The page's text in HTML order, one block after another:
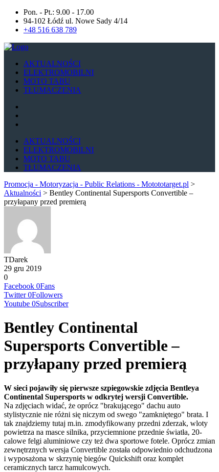
Pon. - Pt.: 9.00 - 17.00
94-102 Łódź ul. Nowe Sady 4/14
+48 516 638 789
AKTUALNOŚCI
ELEKTROMOBILNI
MOTO TABU
TŁUMACZENIA
AKTUALNOŚCI
ELEKTROMOBILNI
MOTO TABU
TŁUMACZENIA
Promocja - Motoryzacja - Public Relations - Motototarget.pl >
Aktualności > Bentley Continental Supersports Convertible –
przyłapany przed premierą
TDarek
29 gru 2019
0
Facebook 0Fans
Twitter 0Followers
Youtube 0Subscriber
Bentley Continental
Supersports Convertible –
przyłapany przed premierą
W sieci pojawiły się pierwsze szpiegowskie zdjęcia Bentleya
Continental Supersports w odkrytej wersji Convertible.
Na zdjęciach widać, że oprócz "brakującego" dachu auto
stylistycznie nie różni się niczym od swego "zamkniętego" brata. I
tak znajdziemy tutaj m.in. zmodyfikowany przedni zderzak, wloty
powietrza na masce silnika, przyciemnione przednie światła, 20-
calowe felgi aluminiowe czy też dwa sportowe fotele. Oprócz zmian
zewnętrznych wersja Convertible została odpowiednio odchudzona
i wyposażona w skrzynię biegów Quickshift oraz komplet
ceramicznych tarcz hamulcowych.